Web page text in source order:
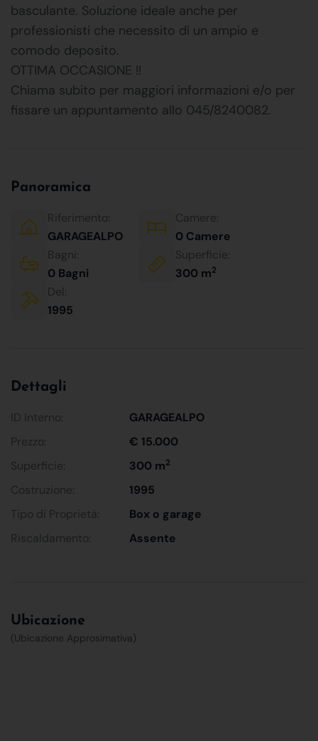
basculante. Soluzione ideale anche per
professionisti che necessito di un ampio e
comodo deposito.
OTTIMA OCCASIONE !!
Chiama subito per maggiori informazioni e/o per
fissare un appuntamento allo 045/8240082.
Panoramica
Riferimento:
GARAGEALPO
Camere:
0 Camere
Bagni:
0 Bagni
Superficie:
300 m2
Del:
1995
Dettagli
ID Interno:
GARAGEALPO
Prezzo:
€ 15.000
Superficie:
300 m2
Costruzione:
1995
Tipo di Proprietà:
Box o garage
Riscaldamento:
Assente
Ubicazione
(Ubicazione Approsimativa)